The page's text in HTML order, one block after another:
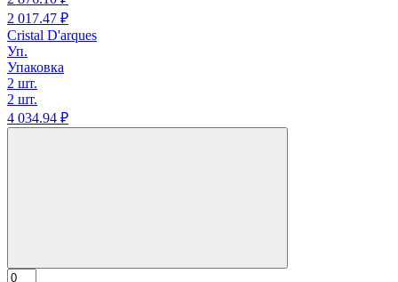
2 017.47 ₽
Cristal D'arques
Уп.
Упаковка
2 шт.
2 шт.
4 034.94 ₽